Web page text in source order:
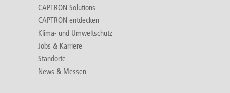
CAPTRON Solutions
CAPTRON entdecken
Klima- und Umweltschutz
Jobs & Karriere
Standorte
News & Messen